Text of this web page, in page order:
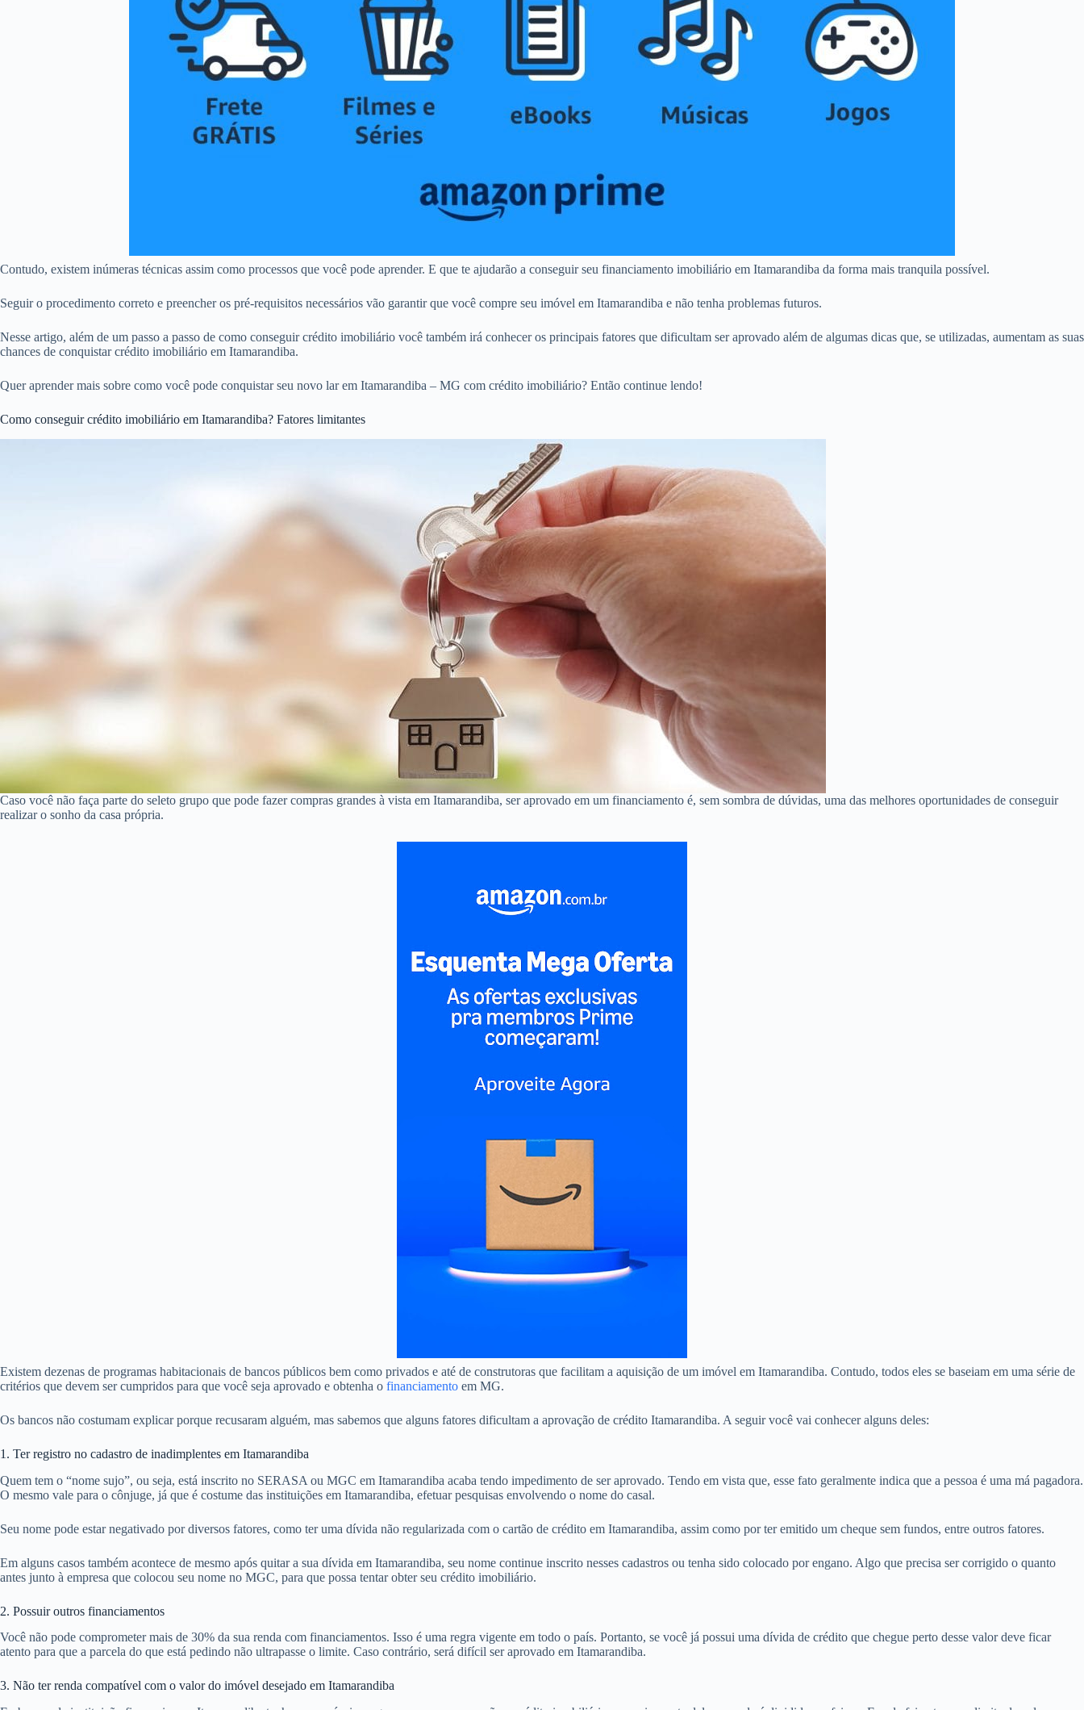
Contudo, existem inúmeras técnicas assim como processos que você pode aprender. E que te ajudarão a conseguir seu financiamento imobiliário em Itamarandiba da forma mais tranquila possível.
Seguir o procedimento correto e preencher os pré-requisitos necessários vão garantir que você compre seu imóvel em Itamarandiba e não tenha problemas futuros.
Nesse artigo, além de um passo a passo de como conseguir crédito imobiliário você também irá conhecer os principais fatores que dificultam ser aprovado além de algumas dicas que, se utilizadas, aumentam as suas
chances de conquistar crédito imobiliário em Itamarandiba.
Quer aprender mais sobre como você pode conquistar seu novo lar em Itamarandiba – MG com crédito imobiliário? Então continue lendo!
Como conseguir crédito imobiliário em Itamarandiba? Fatores limitantes
Caso você não faça parte do seleto grupo que pode fazer compras grandes à vista em Itamarandiba, ser aprovado em um financiamento é, sem sombra de dúvidas, uma das melhores oportunidades de conseguir
realizar o sonho da casa própria.
Existem dezenas de programas habitacionais de bancos públicos bem como privados e até de construtoras que facilitam a aquisição de um imóvel em Itamarandiba. Contudo, todos eles se baseiam em uma série de
critérios que devem ser cumpridos para que você seja aprovado e obtenha o financiamento em MG.
Os bancos não costumam explicar porque recusaram alguém, mas sabemos que alguns fatores dificultam a aprovação de crédito Itamarandiba. A seguir você vai conhecer alguns deles:
1. Ter registro no cadastro de inadimplentes em Itamarandiba
Quem tem o “nome sujo”, ou seja, está inscrito no SERASA ou MGC em Itamarandiba acaba tendo impedimento de ser aprovado. Tendo em vista que, esse fato geralmente indica que a pessoa é uma má pagadora.
O mesmo vale para o cônjuge, já que é costume das instituições em Itamarandiba, efetuar pesquisas envolvendo o nome do casal.
Seu nome pode estar negativado por diversos fatores, como ter uma dívida não regularizada com o cartão de crédito em Itamarandiba, assim como por ter emitido um cheque sem fundos, entre outros fatores.
Em alguns casos também acontece de mesmo após quitar a sua dívida em Itamarandiba, seu nome continue inscrito nesses cadastros ou tenha sido colocado por engano. Algo que precisa ser corrigido o quanto
antes junto à empresa que colocou seu nome no MGC, para que possa tentar obter seu crédito imobiliário.
2. Possuir outros financiamentos
Você não pode comprometer mais de 30% da sua renda com financiamentos. Isso é uma regra vigente em todo o país. Portanto, se você já possui uma dívida de crédito que chegue perto desse valor deve ficar
atento para que a parcela do que está pedindo não ultrapasse o limite. Caso contrário, será difícil ser aprovado em Itamarandiba.
3. Não ter renda compatível com o valor do imóvel desejado em Itamarandiba